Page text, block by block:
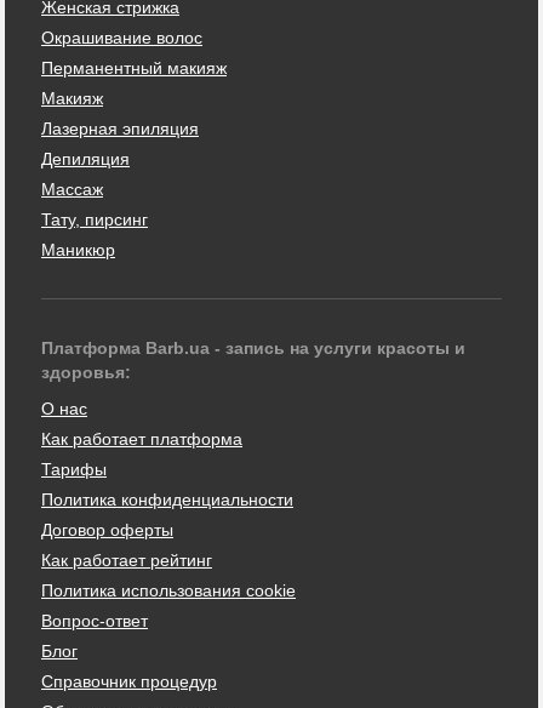
Женская стрижка
Окрашивание волос
Перманентный макияж
Макияж
Лазерная эпиляция
Депиляция
Массаж
Тату, пирсинг
Маникюр
Платформа Barb.ua - запись на услуги красоты и
здоровья:
О нас
Как работает платформа
Тарифы
Политика конфиденциальности
Договор оферты
Как работает рейтинг
Политика использования cookie
Вопрос-ответ
Блог
Справочник процедур